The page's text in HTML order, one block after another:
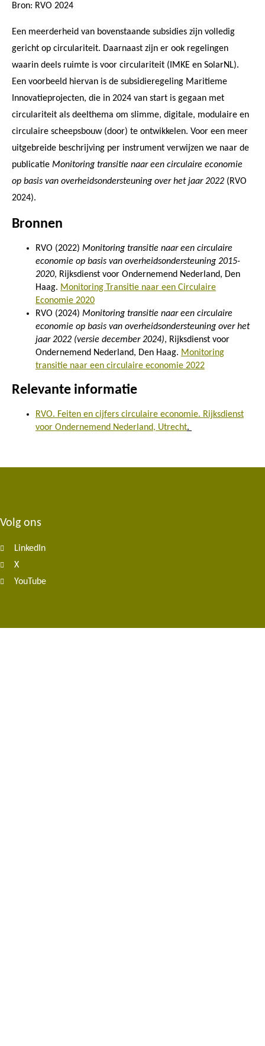
Bron: RVO 2024
Een meerderheid van bovenstaande subsidies zijn volledig
gericht op circulariteit. Daarnaast zijn er ook regelingen
waarin deels ruimte is voor circulariteit (IMKE en SolarNL).
Een voorbeeld hiervan is de subsidieregeling Maritieme
Innovatieprojecten, die in 2024 van start is gegaan met
circulariteit als deelthema om slimme, digitale, modulaire en
circulaire scheepsbouw (door) te ontwikkelen. Voor een meer
uitgebreide beschrijving per instrument verwijzen we naar de
publicatie Monitoring transitie naar een circulaire economie
op basis van overheidsondersteuning over het jaar 2022 (RVO
2024).
Bronnen
RVO (2022) Monitoring transitie naar een circulaire
economie op basis van overheidsondersteuning 2015-
2020, Rijksdienst voor Ondernemend Nederland, Den
Haag. Monitoring Transitie naar een Circulaire
Economie 2020
RVO (2024) Monitoring transitie naar een circulaire
economie op basis van overheidsondersteuning over het
jaar 2022 (versie december 2024), Rijksdienst voor
Ondernemend Nederland, Den Haag. Monitoring
transitie naar een circulaire economie 2022
Relevante informatie
RVO. Feiten en cijfers circulaire economie. Rijksdienst
voor Ondernemend Nederland, Utrecht.
Footer
navigation
Volg ons
LinkedIn
X
YouTube